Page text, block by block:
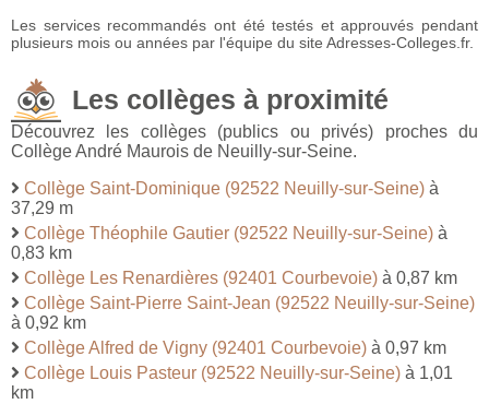
Les services recommandés ont été testés et approuvés pendant
plusieurs mois ou années par l'équipe du site Adresses-Colleges.fr.
Les collèges à proximité
Découvrez les collèges (publics ou privés) proches du
Collège André Maurois de Neuilly-sur-Seine.
Collège Saint-Dominique (92522 Neuilly-sur-Seine) à
37,29 m
Collège Théophile Gautier (92522 Neuilly-sur-Seine) à
0,83 km
Collège Les Renardières (92401 Courbevoie) à 0,87 km
Collège Saint-Pierre Saint-Jean (92522 Neuilly-sur-Seine)
à 0,92 km
Collège Alfred de Vigny (92401 Courbevoie) à 0,97 km
Collège Louis Pasteur (92522 Neuilly-sur-Seine) à 1,01
km